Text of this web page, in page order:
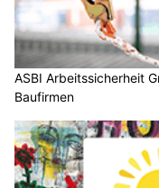
ASBI Arbeitssicherheit GmbH,
KEG GmbH – Ihr Partner für
Schafisheim AG:
Diensthunden